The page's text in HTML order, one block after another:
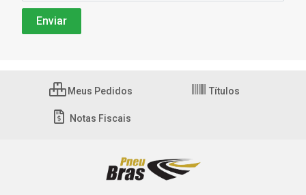
Meus Pedidos Títulos
Notas Fiscais